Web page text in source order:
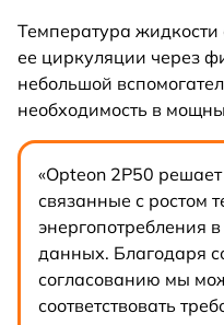
Температура жидкости
ее циркуляции через
небольшой
необходимость в
«Opteon 2P50
связанные с ростом
энергопотребления
данных. Благодаря
согласованию мы
соответствовать